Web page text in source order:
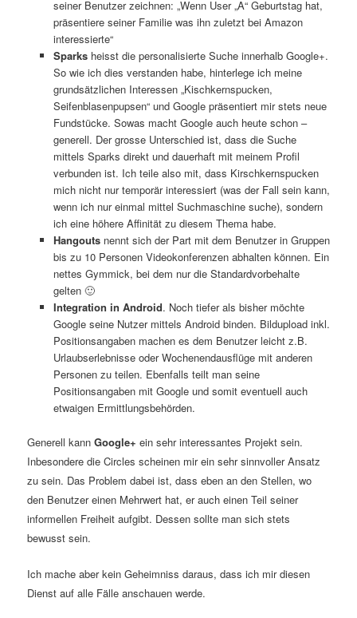
seiner Benutzer zeichnen: „Wenn User „A“ Geburtstag hat,
präsentiere seiner Familie was ihn zuletzt bei Amazon
interessierte“
Sparksheisst die personalisierte Suche innerhalb Google+.
So wie ich dies verstanden habe, hinterlege ich meine
grundsätzlichen Interessen „Kischkernspucken,
Seifenblasenpupsen“ und Google präsentiert mir stets neue
Fundstücke. Sowas macht Google auch heute schon –
generell. Der grosse Unterschied ist, dass die Suche
mittels Sparks direkt und dauerhaft mit meinem Profil
verbunden ist. Ich teile also mit, dass Kirschkernspucken
mich nicht nur temporär interessiert (was der Fall sein kann,
wenn ich nur einmal mittel Suchmaschine suche), sondern
ich eine höhere Affinität zu diesem Thema habe.
Hangoutsnennt sich der Part mit dem Benutzer in Gruppen
bis zu 10 Personen Videokonferenzen abhalten können. Ein
nettes Gymmick, bei dem nur die Standardvorbehalte
gelten 🙂
Integration in Android. Noch tiefer als bisher möchte
Google seine Nutzer mittels Android binden. Bildupload inkl.
Positionsangaben machen es dem Benutzer leicht z.B.
Urlaubserlebnisse oder Wochenendausflüge mit anderen
Personen zu teilen. Ebenfalls teilt man seine
Positionsangaben mit Google und somit eventuell auch
etwaigen Ermittlungsbehörden.
Generell kannGoogle+ ein sehr interessantes Projekt sein.
Inbesondere die Circles scheinen mir ein sehr sinnvoller Ansatz
zu sein. Das Problem dabei ist, dass eben an den Stellen, wo
den Benutzer einen Mehrwert hat, er auch einen Teil seiner
informellen Freiheit aufgibt. Dessen sollte man sich stets
bewusst sein.
Ich mache aber kein Geheimniss daraus, dass ich mir diesen
Dienst auf alle Fälle anschauen werde.